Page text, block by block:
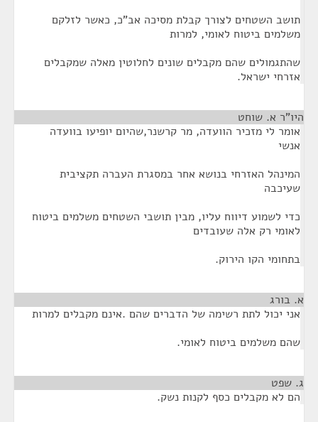
תושב השטחים לצורך קבלת מסיכה אב"כ, כאשר לזלקם
משלמים ביטוח לאומי, למרות
שהתגמולים שהם מקבלים שונים לחלוטין מאלה שמקבלים
אזרחי ישראל.
היו"ר א. שוחט
אומר לי מזכיר הוועדה, מר קרשנר,שהיום יופיעו בוועדה
אנשי
המינהל האזרחי בנושא אחר במסגרת העברה תקציבית
שעיכבה
כדי לשמוע דיווח עליו, מבין תושבי השטחים משלמים ביטוח
לאומי רק אלה שעובדים
בתחומי הקו הירוק.
א. בורג
אני יכול לתת רשימה של הדברים שהם .אינם מקבלים למרות
שהם משלמים ביטוח לאומי.
ג. שפט
הם לא מקבלים כסף לקנות נשק.